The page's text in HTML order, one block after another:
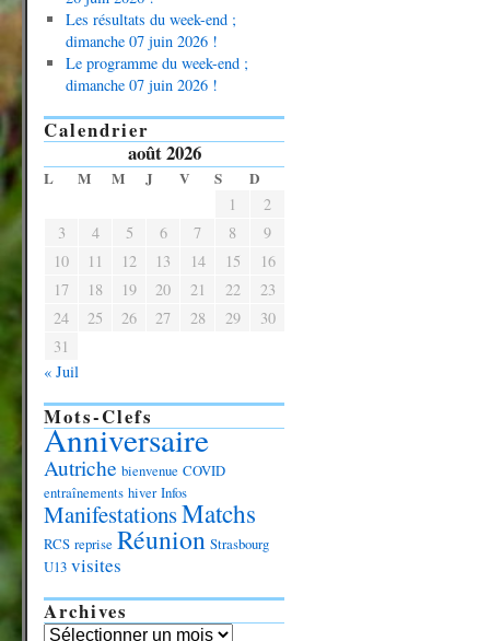
Les résultats du week-end ;
dimanche 07 juin 2026 !
Le programme du week-end ;
dimanche 07 juin 2026 !
Calendrier
août 2026
L M M J V S D
1
2
3
4 5 6 7 8
9
10
11 12 13 14 15
16
17
18 19 20 21 22
23
24
25 26 27 28 29
30
31
« Juil
Mots-Clefs
Anniversaire
Autriche bienvenue COVID
entraînements hiver Infos
ManifestationsMatchs
RCS reprise Réunion Strasbourg
U13 visites
Archives